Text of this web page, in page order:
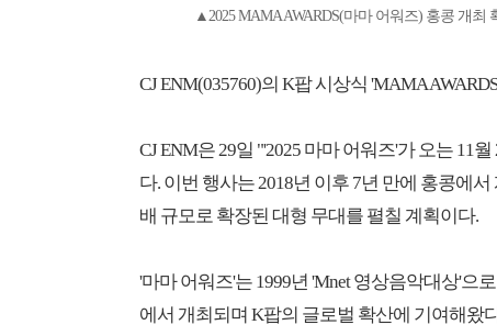
▲2025 MAMA AWARDS(마마 어워즈) 홍콩 개최
CJ ENM(035760)의 K팝 시상식 'MAMA
CJ ENM은 29일 "'2025 마마 어워즈'가 오는 11
다. 이번 행사는 2018년 이후 7년 만에 홍콩에
배 규모로 확장된 대형 무대를 펼칠 계획이다.
'마마 어워즈'는 1999년 'Mnet 영상음악대상'으
에서 개최되며 K팝의 글로벌 확산에 기여해왔